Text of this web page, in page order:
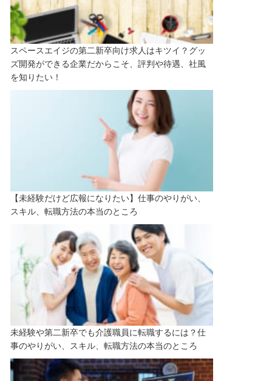
スペースエイジの第二新卒向け求人はキツイ？グッ
ズ開発ができる企業だからこそ、評判や待遇、社風
を知りたい！
【未経験だけど広報になりたい】仕事のやりがい、
スキル、転職方法の本当のところ
未経験や第二新卒でも介護職員に転職するには？仕
事のやりがい、スキル、転職方法の本当のところ